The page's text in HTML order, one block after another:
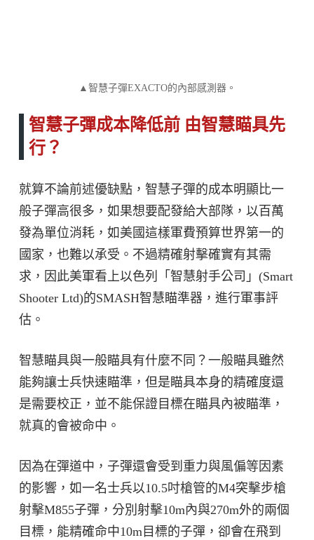
▲智慧子彈EXACTO的內部感測器。
智慧子彈成本降低前 由智慧瞄具先
行？
就算不論前述優缺點，智慧子彈的成本明顯比一
般子彈高很多，如果想要配發給大部隊，以百萬
發為單位消耗，如美國這樣軍費預算世界第一的
國家，也難以承受。不過精確射擊確實有其需
求，因此美軍看上以色列「智慧射手公司」(Smart
Shooter Ltd)的SMASH智慧瞄準器，進行軍事評
估。
智慧瞄具與一般瞄具有什麼不同？一般瞄具雖然
能夠讓士兵快速瞄準，但是瞄具本身的精確度還
是需要校正，並不能保證目標在瞄具內被瞄準，
就真的會被命中。
因為在彈道中，子彈還會受到重力與風偏等因素
的影響，如一名士兵以10.5吋槍管的M4突擊步槍
射擊M855子彈，分別射擊10m內與270m外的兩個
目標，能精確命中10m目標的子彈，卻會在飛到